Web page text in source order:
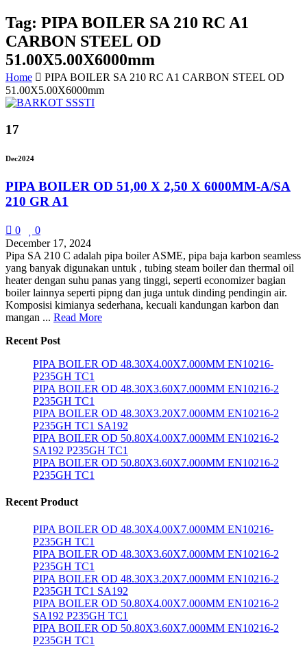
Tag: PIPA BOILER SA 210 RC A1
CARBON STEEL OD
51.00X5.00X6000mm
Home
PIPA BOILER SA 210 RC A1 CARBON STEEL OD
51.00X5.00X6000mm
17
Dec2024
PIPA BOILER OD 51,00 X 2,50 X 6000MM-A/SA
210 GR A1
0
0
December 17, 2024
Pipa SA 210 C adalah pipa boiler ASME, pipa baja karbon seamless
yang banyak digunakan untuk , tubing steam boiler dan thermal oil
heater dengan suhu panas yang tinggi, seperti economizer bagian
boiler lainnya seperti pipng dan juga untuk dinding pendingin air.
Komposisi kimianya sederhana, kecuali kandungan karbon dan
mangan ... Read More
Recent Post
PIPA BOILER OD 48.30X4.00X7.000MM EN10216-
P235GH TC1
PIPA BOILER OD 48.30X3.60X7.000MM EN10216-2
P235GH TC1
PIPA BOILER OD 48.30X3.20X7.000MM EN10216-2
P235GH TC1 SA192
PIPA BOILER OD 50.80X4.00X7.000MM EN10216-2
SA192 P235GH TC1
PIPA BOILER OD 50.80X3.60X7.000MM EN10216-2
P235GH TC1
Recent Product
PIPA BOILER OD 48.30X4.00X7.000MM EN10216-
P235GH TC1
PIPA BOILER OD 48.30X3.60X7.000MM EN10216-2
P235GH TC1
PIPA BOILER OD 48.30X3.20X7.000MM EN10216-2
P235GH TC1 SA192
PIPA BOILER OD 50.80X4.00X7.000MM EN10216-2
SA192 P235GH TC1
PIPA BOILER OD 50.80X3.60X7.000MM EN10216-2
P235GH TC1